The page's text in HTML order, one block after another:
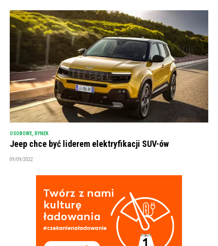
OSOBOWE RYNEK
Jeep chce być liderem elektryfikacji SUV-ów
09/09/2022